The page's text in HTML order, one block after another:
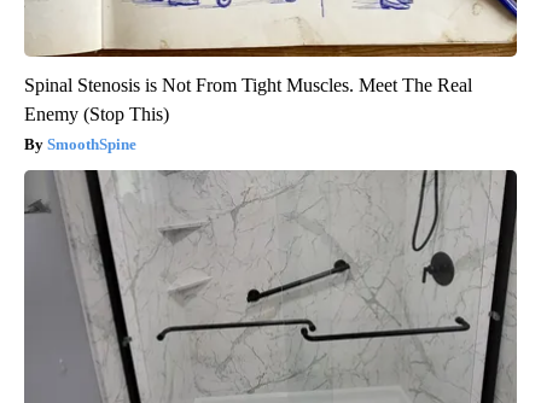
Spinal Stenosis is Not From Tight Muscles. Meet The Real
Enemy (Stop This)
SmoothSpine